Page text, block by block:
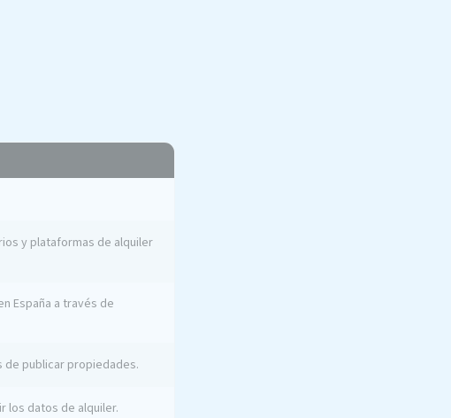
y plataformas de alquiler
España a través de
de publicar propiedades.
los datos de alquiler.